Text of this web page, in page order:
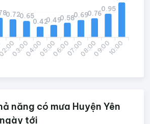
03:0004:0005:0006:0007:0008:0009:0010:00
0.720.65
0.420.490.580.690.76
0.95
năng có mưa Huyện Yên
tới